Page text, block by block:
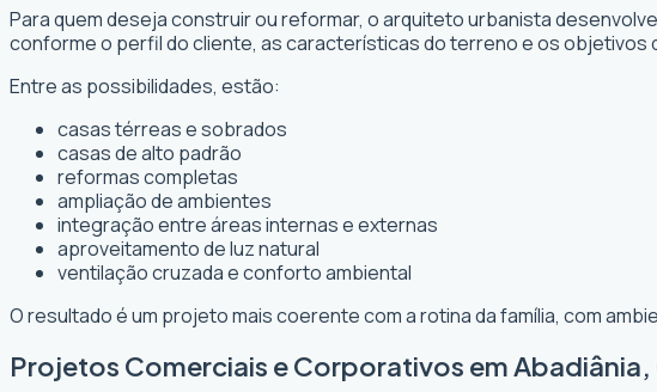
Para quem deseja construir ou reformar, o arquiteto urbanista
conforme o perfil do cliente, as características do terreno e os objetivos
Entre as possibilidades, estão:
casas térreas e sobrados
casas de alto padrão
reformas completas
ampliação de ambientes
integração entre áreas internas e externas
aproveitamento de luz natural
ventilação cruzada e conforto ambiental
O resultado é um projeto mais coerente com a rotina da família, com
Projetos Comerciais e Corporativos em Abadiânia,